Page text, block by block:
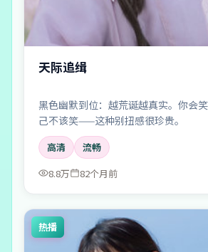
天际追缉
黑色幽默到位：越荒诞越真实。你会
己不该笑——这种别扭感很珍贵。
高清
流畅
8.8万
82个月前
热播